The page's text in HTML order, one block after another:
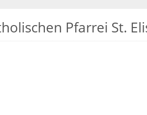
Pfarrei St.